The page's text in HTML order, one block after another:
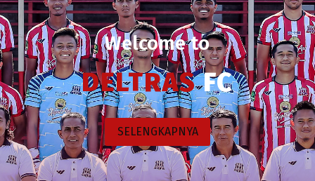
Welcome to
SELENGKAPNYA
DELTRASFC